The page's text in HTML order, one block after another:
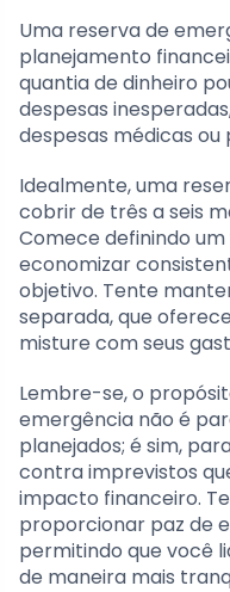
Uma reserva de
planejamento
quantia de dinheiro
despesas
despesas médicas
Idealmente, uma
cobrir de três a seis
Comece definindo
economizar
objetivo. Tente
separada, que
misture com seus
Lembre-se, o
emergência não é
planejados; é sim,
contra imprevistos
impacto financeiro.
proporcionar paz de
permitindo que você
de maneira mais